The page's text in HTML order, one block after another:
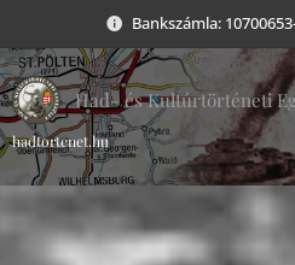
Bankszámla:
Had- és Kultúrtörténeti
hadtortenet.hu